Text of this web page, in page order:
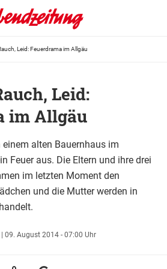
Leid: Feuerdrama im Allgäu
Leid:
im Allgäu
alten Bauernhaus im
Feuer aus. Die Eltern und ihre drei
im letzten Moment den
und die Mutter werden in
| 09. August 2014 - 07:00 Uhr